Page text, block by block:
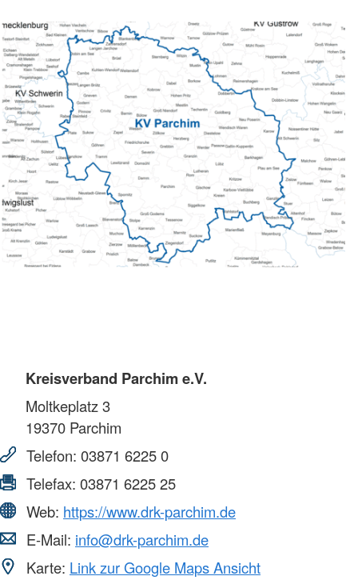
Kreisverband Parchim e.V.
Moltkeplatz 3
19370 Parchim
Telefon: 03871 6225 0
Telefax: 03871 6225 25
Web: https://www.drk-parchim.de
E-Mail: info@drk-parchim.de
Karte: Link zur Google Maps Ansicht